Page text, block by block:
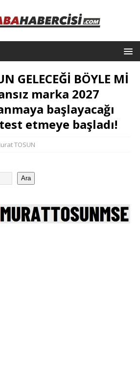
GELECEĞİ BÖYLE Mİ
marka 2027
başlayacağı
etmeye başladı!
TOSUN
Ara